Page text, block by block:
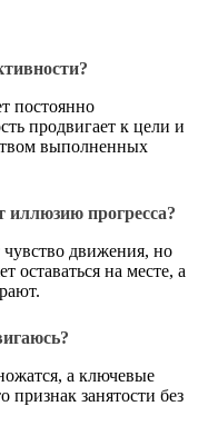
постоянно
продвигает к цели и
выполненных
иллюзию прогресса?
чувство движения, но
оставаться на месте, а
а ключевые
признак занятости без